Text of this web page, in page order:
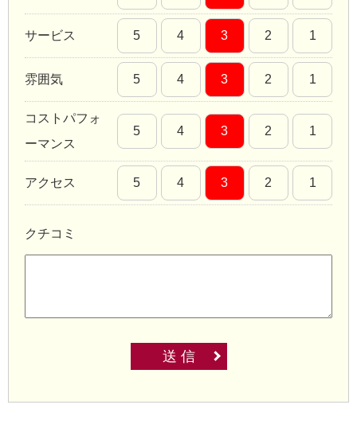
サービス 5 4 3 2 1
雰囲気 5 4 3 2 1
コストパフォ
ーマンス
5 4 3 2 1
アクセス 5 4 3 2 1
クチコミ
送 信